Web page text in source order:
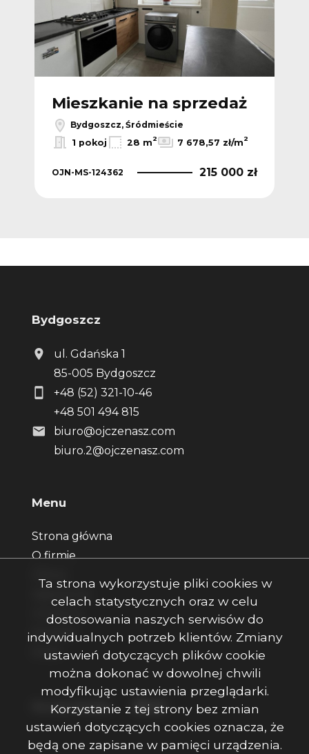
Mieszkanie na sprzedaż
Bydgoszcz, Śródmieście
1 pokoj
28 m2 7 678,57 zł/m2
OJN-MS-124362 215 000 zł
Bydgoszcz
ul. Gdańska 1
85-005 Bydgoszcz
+48 (52) 321-10-46
+48 501 494 815
biuro@ojczenasz.com
biuro.2@ojczenasz.com
Menu
Strona główna
O firmie
Zgłoszenia
Ulubione
Kontakt
Rodo
Social Media Facebook
Facebook
Facebook
Ta strona wykorzystuje pliki cookies w
celach statystycznych oraz w celu
dostosowania naszych serwisów do
indywidualnych potrzeb klientów. Zmiany
ustawień dotyczących plików cookie
można dokonać w dowolnej chwili
modyfikując ustawienia przeglądarki.
Korzystanie z tej strony bez zmian
ustawień dotyczących cookies oznacza, że
będą one zapisane w pamięci urządzenia.